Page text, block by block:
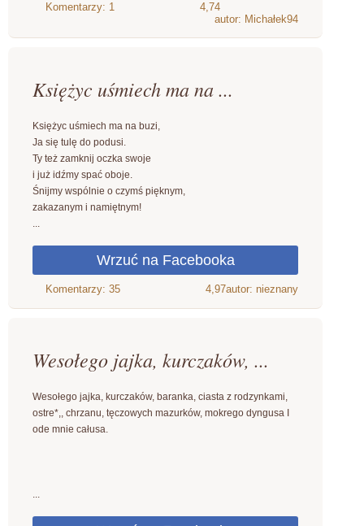
4,74
autor: Michałek94
Księżyc uśmiech ma na ...
Księżyc uśmiech ma na buzi,
Ja się tulę do podusi.
Ty też zamknij oczka swoje
i już idźmy spać oboje.
Śnijmy wspólnie o czymś pięknym,
zakazanym i namiętnym!
...
4,97autor: nieznany
Wesołego jajka, kurczaków, ...
Wesołego jajka, kurczaków, baranka, ciasta z rodzynkami,
ostre*,, chrzanu, tęczowych mazurków, mokrego dyngusa I
ode mnie całusa.
...